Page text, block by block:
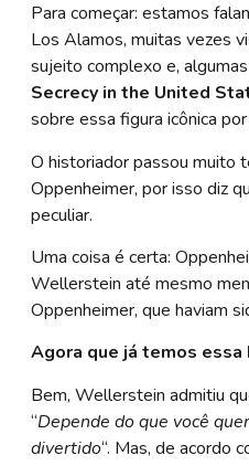
Para começar: estamos
Los Alamos, muitas vezes
sujeito complexo e,
Secrecy in the United
sobre essa figura icônica
O historiador passou muito
Oppenheimer, por isso diz
peculiar.
Uma coisa é certa:
Wellerstein até mesmo
Oppenheimer, que haviam
Agora que já temos
Bem, Wellerstein admitiu
“Depende do que você
divertido“. Mas, de acordo